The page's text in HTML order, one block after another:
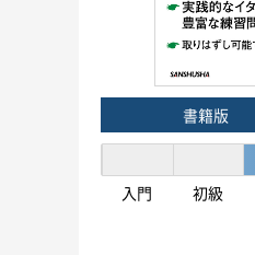
書籍版
入門 初級